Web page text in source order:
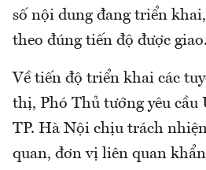
số nội dung đang triển
theo đúng tiến độ được giao.
Về tiến độ triển khai các
thị, Phó Thủ tướng yêu cầu
TP. Hà Nội chịu trách
quan, đơn vị liên quan